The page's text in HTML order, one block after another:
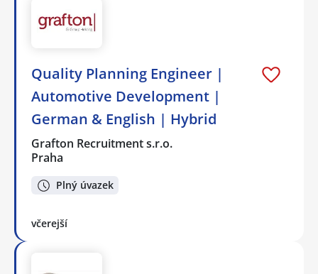
Quality Planning Engineer |
Automotive Development |
German & English | Hybrid
Grafton Recruitment s.r.o.
Praha
Plný úvazek
včerejší